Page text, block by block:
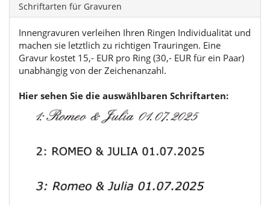
Schriftarten für Gravuren
Innengravuren verleihen Ihren Ringen Individualität und
machen sie letztlich zu richtigen Trauringen. Eine
Gravur kostet 15,- EUR pro Ring (30,- EUR für ein Paar)
unabhängig von der Zeichenanzahl.
Hier sehen Sie die auswählbaren Schriftarten: